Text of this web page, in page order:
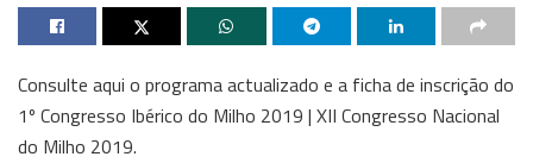
Consulte aqui o programa actualizado e a ficha de inscrição do
1º Congresso Ibérico do Milho 2019 | XII Congresso Nacional
do Milho 2019.